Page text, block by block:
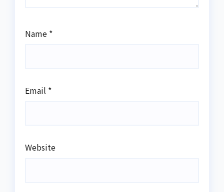
Name *
Email *
Website